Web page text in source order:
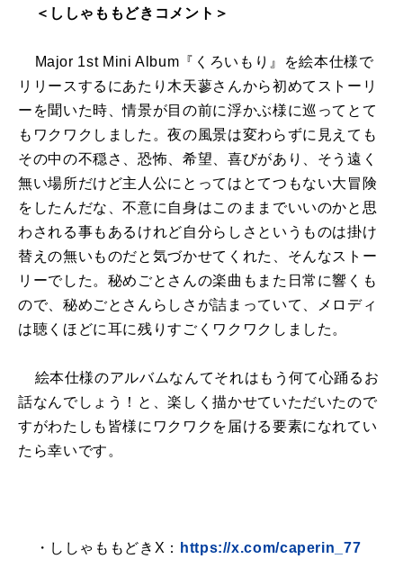
＜ししゃももどきコメント＞
Major 1st Mini Album『くろいもり』を絵本仕様で
リリースするにあたり木天蓼さんから初めてストーリ
ーを聞いた時、情景が目の前に浮かぶ様に巡ってとて
もワクワクしました。夜の風景は変わらずに見えても
その中の不穏さ、恐怖、希望、喜びがあり、そう遠く
無い場所だけど主人公にとってはとてつもない大冒険
をしたんだな、不意に自身はこのままでいいのかと思
わされる事もあるけれど自分らしさというものは掛け
替えの無いものだと気づかせてくれた、そんなストー
リーでした。秘めごとさんの楽曲もまた日常に響くも
ので、秘めごとさんらしさが詰まっていて、メロディ
は聴くほどに耳に残りすごくワクワクしました。
絵本仕様のアルバムなんてそれはもう何て心踊るお
話なんでしょう！と、楽しく描かせていただいたので
すがわたしも皆様にワクワクを届ける要素になれてい
たら幸いです。
・ししゃももどきX： https://x.com/caperin_77